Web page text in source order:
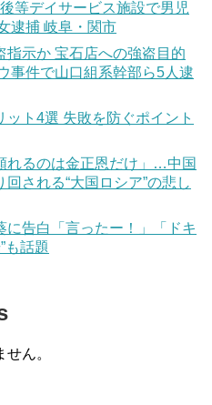
等デイサービス施設で男児
逮捕 岐阜・関市
指示か 宝石店への強盗目的
事件で山口組系幹部ら5人逮
ト4選 失敗を防ぐポイント
れるのは金正恩だけ」…中国
される“大国ロシア”の悲し
に告白「言ったー！」「ドキ
も話題
ん。